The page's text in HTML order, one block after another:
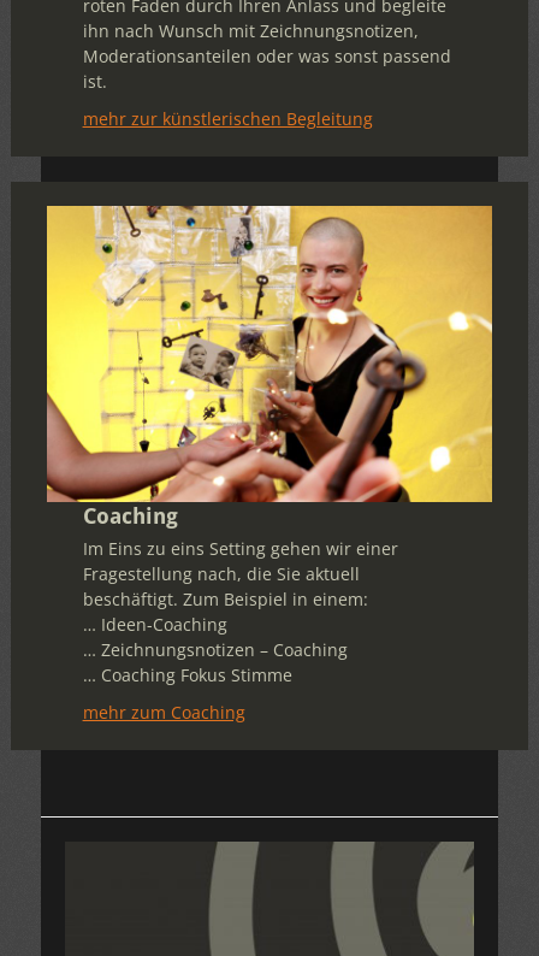
roten Faden durch Ihren Anlass und begleite
ihn nach Wunsch mit Zeichnungsnotizen,
Moderationsanteilen oder was sonst passend
ist.
mehr zur künstlerischen Begleitung
Coaching
Im Eins zu eins Setting gehen wir einer
Fragestellung nach, die Sie aktuell
beschäftigt. Zum Beispiel in einem:
… Ideen-Coaching
… Zeichnungsnotizen – Coaching
… Coaching Fokus Stimme
mehr zum Coaching